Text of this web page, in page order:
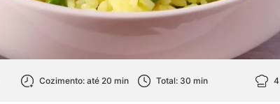
Cozimento: até 20 min Total: 30 min